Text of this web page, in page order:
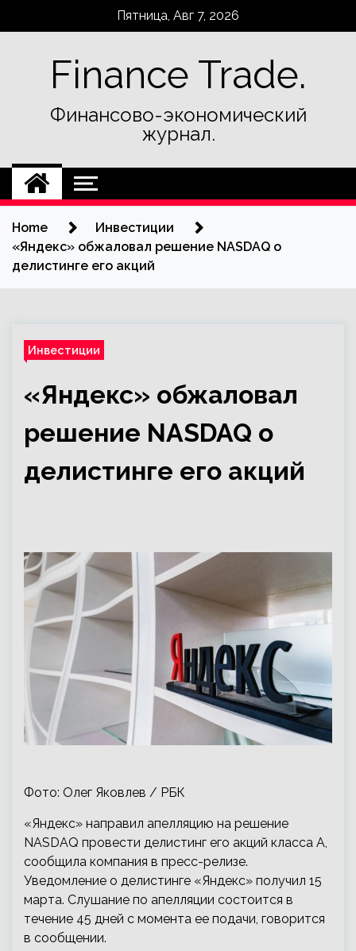
Пятница, Авг 7, 2026
Finance Trade.
Финансово-экономический
журнал.
Home
Инвестиции
«Яндекс» обжаловал решение NASDAQ о
делистинге его акций
Инвестиции
«Яндекс» обжаловал
решение NASDAQ о
делистинге его акций
Фото: Олег Яковлев / РБК
«Яндекс» направил апелляцию на решение
NASDAQ провести делистинг его акций класса А,
сообщила компания в пресс-релизе.
Уведомление о делистинге «Яндекс» получил 15
марта. Слушание по апелляции состоится в
течение 45 дней с момента ее подачи, говорится
в сообщении.